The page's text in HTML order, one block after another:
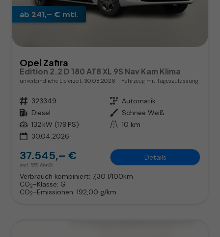
ab 241,– € mtl.
Opel Zafira
Edition 2.2 D 180 AT8 XL 9S Nav Kam Klima
unverbindliche Lieferzeit: 30.08.2026 Fahrzeug mit Tageszulassung
Fahrzeugnr. 323349 Getriebe Automatik
Kraftstoff Diesel Außenfarbe Schnee Weiß
Leistung 132 kW (179 PS) Kilometerstand 10 km
30.04.2026
37.545,– €
incl. 19% MwSt.
Details
Verbrauch kombiniert: 7,30 l/100km
CO2-Klasse: G
CO2-Emissionen: 192,00 g/km